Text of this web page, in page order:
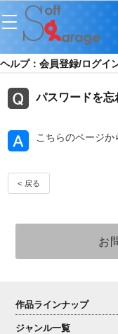
ヘルプ：会員登録/ログイ
パスワードを忘
こちらのページか
< 戻る
作品ラインナップ
ジャンル一覧